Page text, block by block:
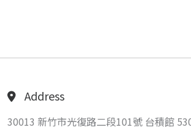
Address
30013 新竹市光復路二段101號 台積館